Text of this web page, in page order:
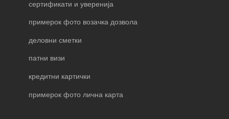
сертификати и уверенија
примерок фото возачка дозвола
деловни сметки
патни визи
кредитни картички
примерок фото лична карта